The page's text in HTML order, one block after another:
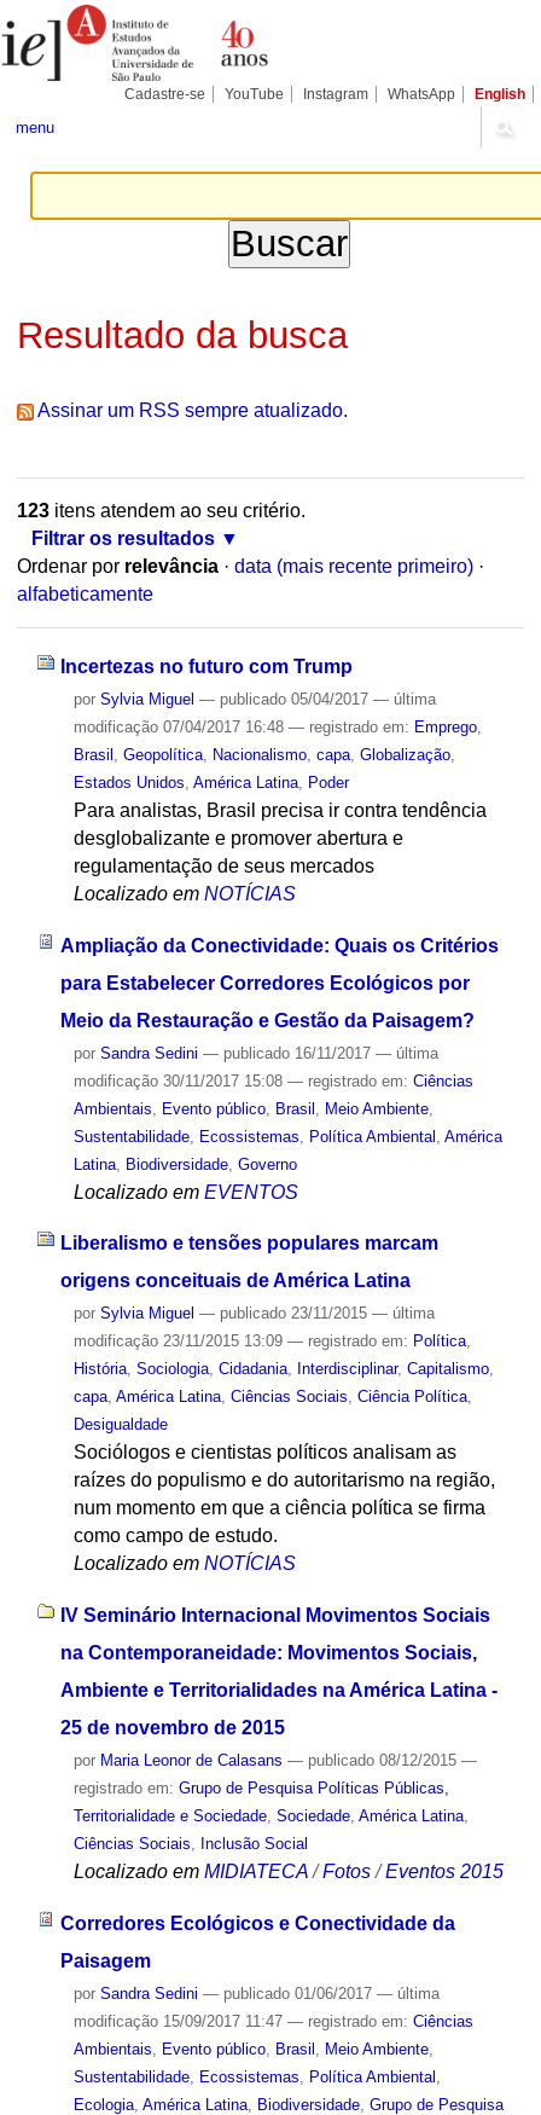
para
conteúdo.
Pessoais
Cadastre-se YouTube Instagram WhatsApp English
menu
Resultado da busca
Assinar um RSS sempre atualizado.
123itens atendem ao seu critério.
Filtrar os resultados
Ordenar por relevância · data (mais recente primeiro) ·
alfabeticamente
Incertezas no futuro com Trump
por Sylvia Miguel — publicado05/04/2017 — última
modificação07/04/2017 16:48 — registrado em: Emprego,
Brasil
Geopolítica, Nacionalismo, capa, Globalização,
Estados Unidos América Latina, Poder
Para analistas, Brasil precisa ir contra tendência
desglobalizante e promover abertura e
regulamentação de seus mercados
Localizado em NOTÍCIAS
Ampliação da Conectividade: Quais os Critérios
para Estabelecer Corredores Ecológicos por
Meio da Restauração e Gestão da Paisagem?
por Sandra Sedini — publicado16/11/2017 — última
modificação30/11/2017 15:08 — registrado em: Ciências
Ambientais
Evento público, Brasil Meio Ambiente,
Sustentabilidade, Ecossistemas Política Ambiental América
Latina, Biodiversidade, Governo
Localizado em EVENTOS
Liberalismo e tensões populares marcam
origens conceituais de América Latina
por Sylvia Miguel — publicado23/11/2015 — última
modificação23/11/2015 13:09 — registrado em: Política,
História, Sociologia, Cidadania, Interdisciplinar, Capitalismo,
capa, América Latina, Ciências Sociais, Ciência Política,
Desigualdade
Sociólogos e cientistas políticos analisam as
raízes do populismo e do autoritarismo na região,
num momento em que a ciência política se firma
como campo de estudo.
Localizado em NOTÍCIAS
IV Seminário Internacional Movimentos Sociais
na Contemporaneidade: Movimentos Sociais,
Ambiente e Territorialidades na América Latina -
25 de novembro de 2015
por Maria Leonor de Calasans — publicado08/12/2015 —
registrado em: Grupo de Pesquisa Políticas Públicas,
Territorialidade e Sociedade, Sociedade, América Latina,
Ciências Sociais, Inclusão Social
Localizado em MIDIATECA /Fotos /Eventos 2015
Corredores Ecológicos e Conectividade da
Paisagem
por Sandra Sedini — publicado01/06/2017 — última
modificação15/09/2017 11:47 — registrado em: Ciências
Ambientais
Evento público, Brasil Meio Ambiente,
Sustentabilidade, Ecossistemas Política Ambiental
Ecologia, América Latina, Biodiversidade, Grupo de Pesquisa